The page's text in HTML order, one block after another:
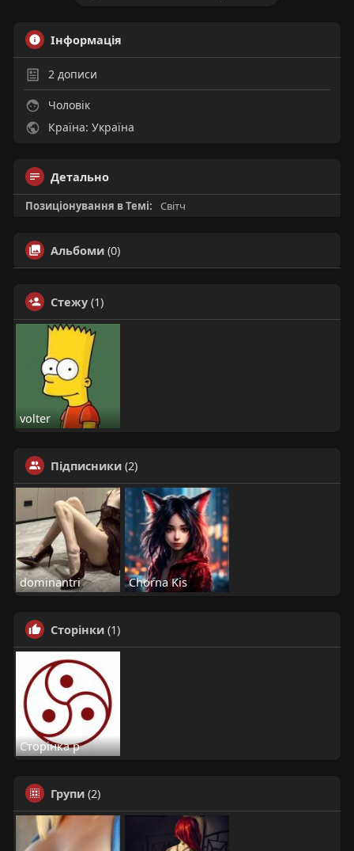
Інформація
2дописи
Чоловік
Країна: Україна
Детально
Позиціонування в Темі: Світч
Альбоми (0)
Стежу (1)
volter
Підписники (2)
dominantri Chorna Kis
Сторінки (1)
Сторінка р
Групи (2)